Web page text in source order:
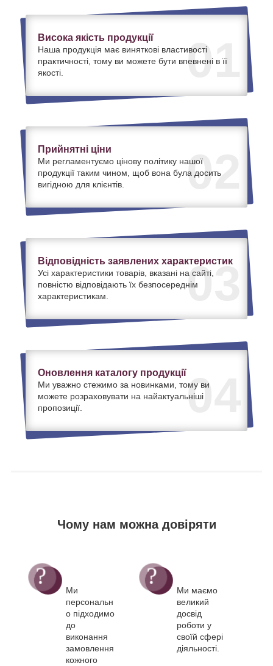
01
Висока якість продукції
Наша продукція має виняткові властивості
практичності, тому ви можете бути впевнені в її
якості.
02
Прийнятні ціни
Ми регламентуємо цінову політику нашої
продукції таким чином, щоб вона була досить
вигідною для клієнтів.
03
Відповідність заявлених характеристик
Усі характеристики товарів, вказані на сайті,
повністю відповідають їх безпосереднім
характеристикам.
04
Оновлення каталогу продукції
Ми уважно стежимо за новинками, тому ви
можете розраховувати на найактуальніші
пропозиції.
Чому нам можна довіряти
Ми
персональн
о підходимо
до
виконання
замовлення
кожного
Ми маємо
великий
досвід
роботи у
своїй сфері
діяльності.